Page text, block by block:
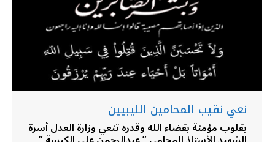
نعي نقيب المحامين الليبيين
بقلوب مؤمنة بقضاء الله وقدره تنعي وزارة العدل أسرة